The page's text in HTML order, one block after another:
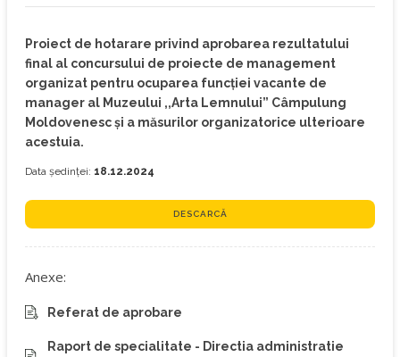
Proiect de hotarare privind aprobarea rezultatului
final al concursului de proiecte de management
organizat pentru ocuparea funcției vacante de
manager al Muzeului ,,Arta Lemnului” Câmpulung
Moldovenesc și a măsurilor organizatorice ulterioare
acestuia.
Data ședinței: 18.12.2024
DESCARCĂ
Anexe:
Referat de aprobare
Raport de specialitate - Directia administratie